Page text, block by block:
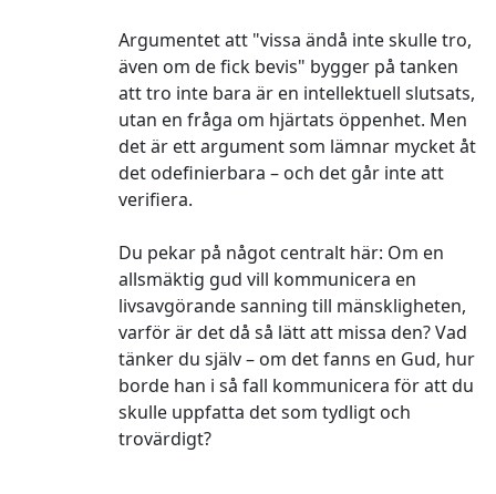
Argumentet att "vissa ändå inte skulle tro,
även om de fick bevis" bygger på tanken
att tro inte bara är en intellektuell slutsats,
utan en fråga om hjärtats öppenhet. Men
det är ett argument som lämnar mycket åt
det odefinierbara – och det går inte att
verifiera.
Du pekar på något centralt här: Om en
allsmäktig gud vill kommunicera en
livsavgörande sanning till mänskligheten,
varför är det då så lätt att missa den? Vad
tänker du själv – om det fanns en Gud, hur
borde han i så fall kommunicera för att du
skulle uppfatta det som tydligt och
trovärdigt?